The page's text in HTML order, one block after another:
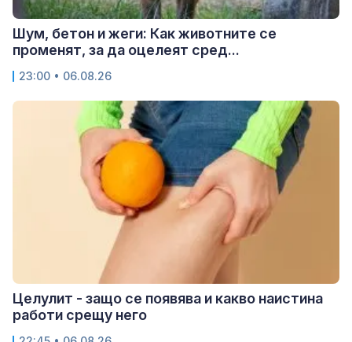
Шум, бетон и жеги: Как животните се
променят, за да оцелеят сред...
23:00 • 06.08.26
Целулит - защо се появява и какво наистина
работи срещу него